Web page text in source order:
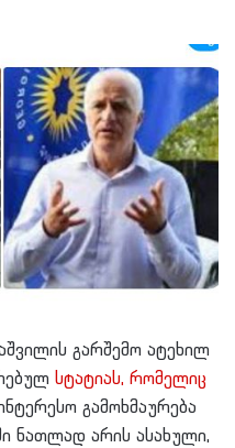
გარშემო ატეხილ
სტატიას, რომელიც
გამოხმაურება
ნათლად არის ასახული,